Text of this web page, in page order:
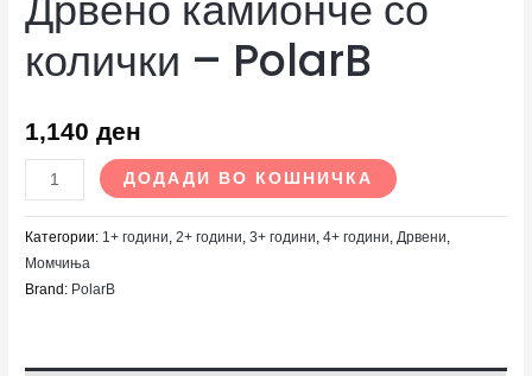
колички – PolarB
1,140 ден
ДОДАДИ ВО КОШНИЧКА
Категории: 1+ години,2+ години,3+ години,4+ години,Дрвени,
Момчиња
Brand: PolarB